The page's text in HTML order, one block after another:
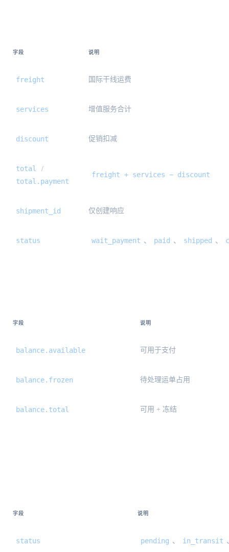
字段 说明
freight 国际干线运费
services 增值服务合计
discount 促销扣减
total /
total.payment
freight + services − discount
shipment_id 仅创建响应
status wait_payment 、 paid 、 shipped 、
字段 说明
balance.available 可用于支付
balance.frozen 待处理运单占用
balance.total 可用 + 冻结
字段 说明
status pending 、 in_transit